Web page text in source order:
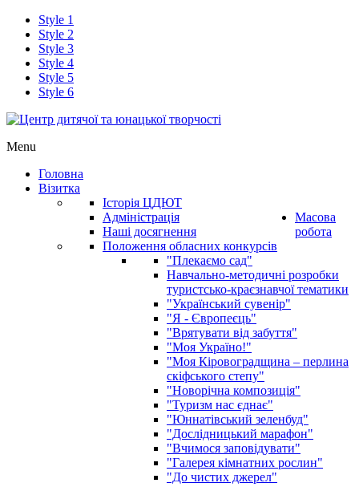
Style 1
Style 2
Style 3
Style 4
Style 5
Style 6
Menu
Головна
Візитка
Історія ЦДЮТ
Адміністрація
Наші досягнення
Масова
робота
Положення обласних конкурсів
"Плекаємо сад"
Навчально-методичні розробки
туристсько-краєзнавчої тематики
"Український сувенір"
"Я - Європеєць"
"Врятувати від забуття"
"Моя Україно!"
"Моя Кіровоградщина – перлина
скіфського степу"
"Новорічна композиція"
"Туризм нас єднає"
"Юннатівський зеленбуд"
"Дослідницький марафон"
"Вчимося заповідувати"
"Галерея кімнатних рослин"
"До чистих джерел"